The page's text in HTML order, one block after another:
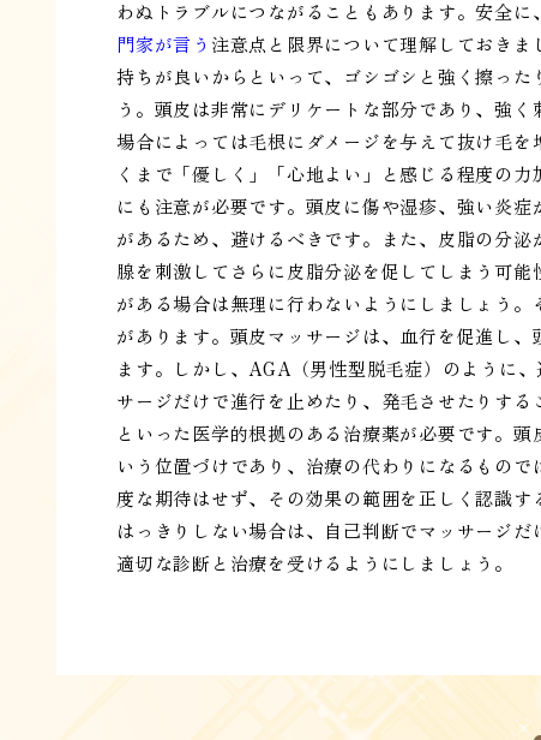
わぬトラブルにつながることもあります。安全に
門家が言う 注意点と限界について理解しておき
持ちが良いからといって、ゴシゴシと強く擦っ
う。頭皮は非常にデリケートな部分であり、強
場合によっては毛根にダメージを与えて抜け毛
くまで「優しく」「心地よい」と感じる程度の
にも注意が必要です。頭皮に傷や湿疹、強い炎
があるため、避けるべきです。また、皮脂の分
腺を刺激してさらに皮脂分泌を促してしまう可
がある場合は無理に行わないようにしましょう
があります。頭皮マッサージは、血行を促進し
ます。しかし、AGA（男性型脱毛症）のように
サージだけで進行を止めたり、発毛させたりす
といった医学的根拠のある治療薬が必要です。
いう位置づけであり、治療の代わりになるもの
度な期待はせず、その効果の範囲を正しく認識
はっきりしない場合は、自己判断でマッサージ
適切な診断と治療を受けるようにしましょう。